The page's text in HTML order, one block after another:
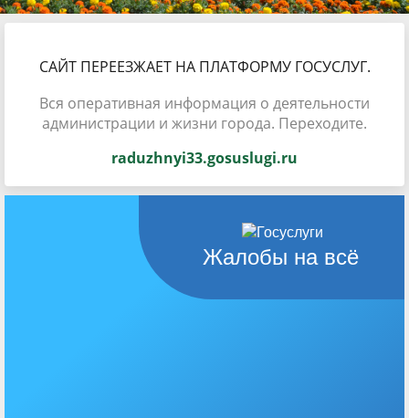
САЙТ ПЕРЕЕЗЖАЕТ НА ПЛАТФОРМУ ГОСУСЛУГ.
Вся оперативная информация о деятельности
администрации и жизни города. Переходите.
raduzhnyi33.gosuslugi.ru
Жалобы на всё